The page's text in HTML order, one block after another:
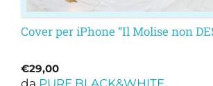
Cover per iPhone “Il Molise non
€29,00
da PURE BLACK&WHITE